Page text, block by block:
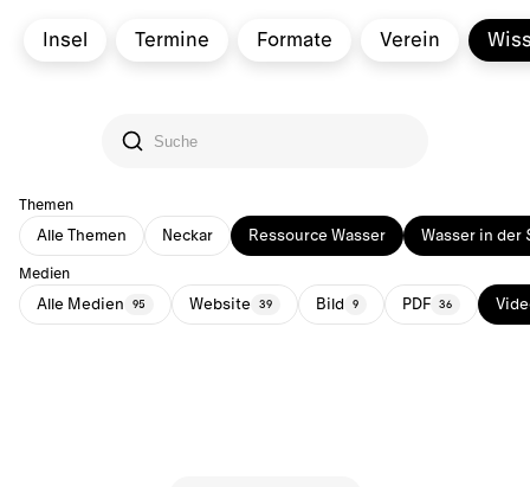
Insel Termine Formate Verein
Themen
Alle Themen Neckar Ressource Wasser Wasser in der
Medien
Alle Medien 95 Website 39 Bild 9 PDF 36